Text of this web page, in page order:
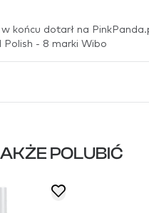
końcu dotarł na
Polish - 8 marki Wibo
POLUBIĆ